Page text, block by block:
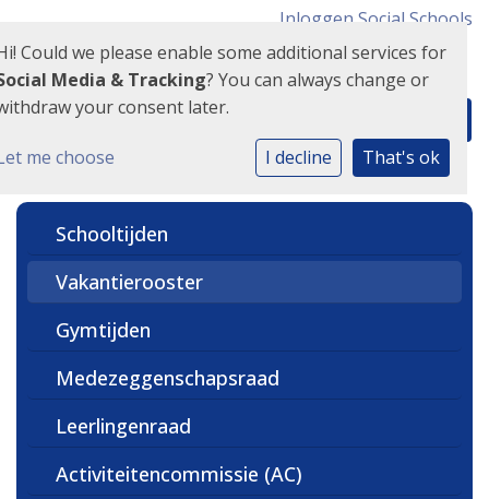
Inloggen Social Schools
Schooltijden
Vakantierooster
Gymtijden
Medezeggenschapsraad
Leerlingenraad
Activiteitencommissie (AC)
Could we please enable some additional services for
Media & Tracking? You can always change or
your consent later.
me choose I decline That's ok